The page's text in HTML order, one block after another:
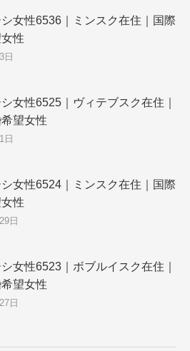
女性6536｜ミンスク在住｜国際
性
日
女性6525｜ヴィテブスク在住｜
望女性
日
女性6524｜ミンスク在住｜国際
性
日
女性6523｜ボブルイスク在住｜
望女性
日